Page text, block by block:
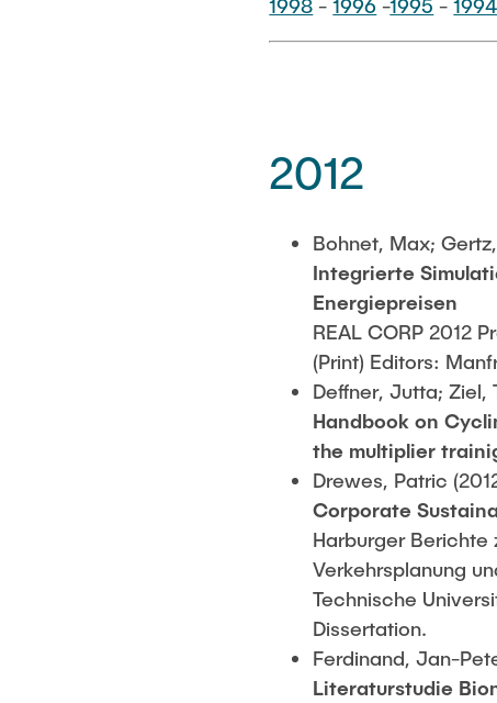
1998 -1996 -1995 -1994
2012
Bohnet, Max;
Integrierte
Energiepreisen
REAL CORP 2012
(Print) Editors:
Deffner, Jutta; Ziel,
Handbook on
the multiplier
Drewes, Patric
Corporate
Harburger Berichte
Verkehrsplanung
Technische
Dissertation.
Ferdinand, Jan-
Literaturstudie